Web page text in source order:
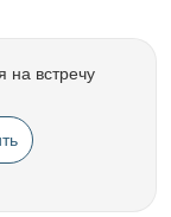
на встречу